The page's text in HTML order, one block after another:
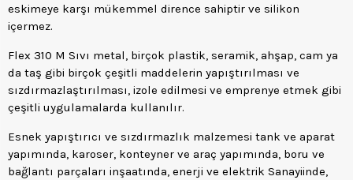
eskimeye karşı mükemmel dirence sahiptir ve silikon
içermez.
Flex 310 M Sıvı metal, birçok plastik, seramik, ahşap, cam ya
da taş gibi birçok çeşitli maddelerin yapıştırılması ve
sızdırmazlaştırılması, izole edilmesi ve emprenye etmek gibi
çeşitli uygulamalarda kullanılır.
Esnek yapıştırıcı ve sızdırmazlık malzemesi tank ve aparat
yapımında, karoser, konteyner ve araç yapımında, boru ve
bağlantı parçaları inşaatında, enerji ve elektrik Sanayiinde,